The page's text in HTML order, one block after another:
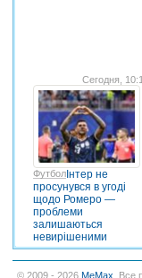
Сегодня,
Футбол Інтер не
просунувся в угоді
щодо Ромеро —
проблеми
залишаються
невирішеними
© 2009 - 2026 MeMax . Все